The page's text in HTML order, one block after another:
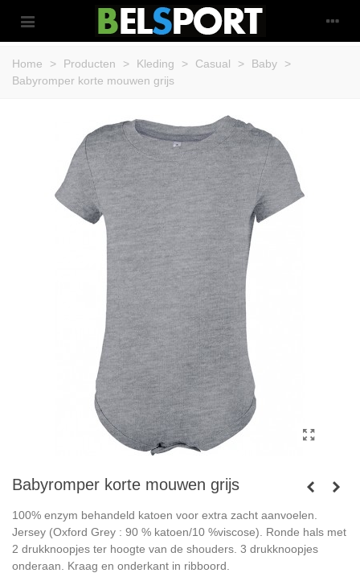
Home > Producten > Kleding > Casual > Baby
>
Babyromper korte mouwen grijs
Babyromper korte mouwen grijs
100% enzym behandeld katoen voor extra zacht aanvoelen.
Jersey (Oxford Grey : 90 % katoen/10 %viscose). Ronde hals met
2 drukknoopjes ter hoogte van de shouders. 3 drukknoopjes
onderaan. Kraag en onderkant in ribboord.